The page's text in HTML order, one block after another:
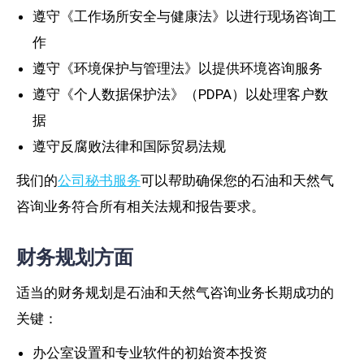
遵守《工作场所安全与健康法》以进行现场咨询工
作
遵守《环境保护与管理法》以提供环境咨询服务
遵守《个人数据保护法》（PDPA）以处理客户数
据
遵守反腐败法律和国际贸易法规
我们的公司秘书服务可以帮助确保您的石油和天然气
咨询业务符合所有相关法规和报告要求。
财务规划方面
适当的财务规划是石油和天然气咨询业务长期成功的
关键：
办公室设置和专业软件的初始资本投资